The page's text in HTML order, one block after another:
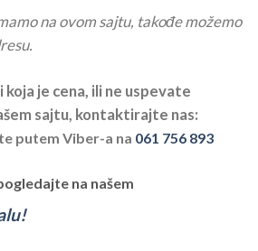
na ovom sajtu, takođe možemo
je cena, ili ne uspevate
sajtu, kontaktirajte nas:
putem Viber-a na 061 756 893
na našem